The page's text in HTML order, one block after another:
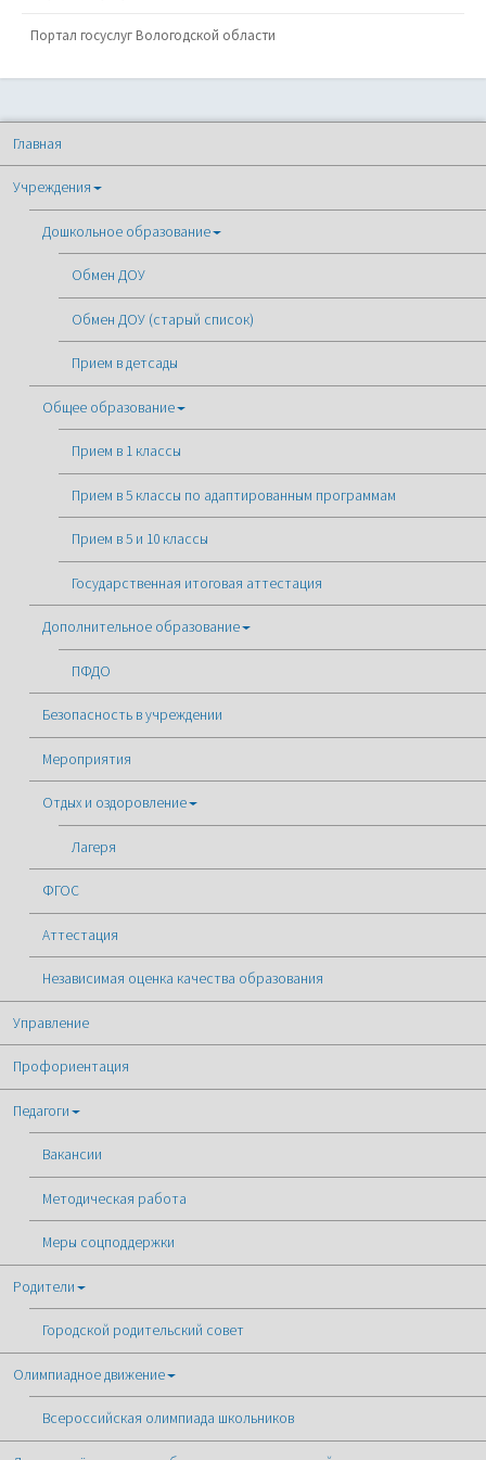
Портал госуслуг Вологодской области
Главная
Учреждения
Дошкольное образование
Обмен ДОУ
Обмен ДОУ (старый список)
Прием в детсады
Общее образование
Прием в 1 классы
Прием в 5 классы по адаптированным программам
Прием в 5 и 10 классы
Государственная итоговая аттестация
Дополнительное образование
ПФДО
Безопасность в учреждении
Мероприятия
Отдых и оздоровление
Лагеря
ФГОС
Аттестация
Независимая оценка качества образования
Управление
Профориентация
Педагоги
Вакансии
Методическая работа
Меры соцподдержки
Родители
Городской родительский совет
Олимпиадное движение
Всероссийская олимпиада школьников